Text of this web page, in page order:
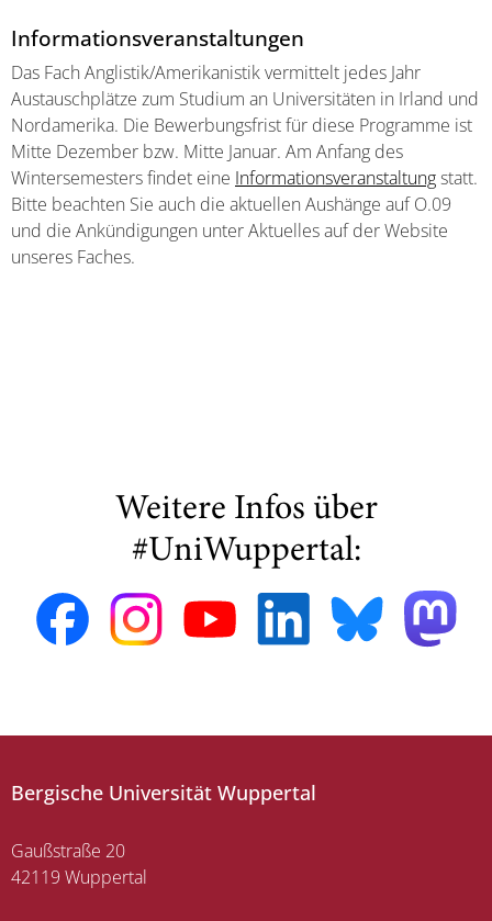
Informationsveranstaltungen
Das Fach Anglistik/Amerikanistik vermittelt jedes Jahr
Austauschplätze zum Studium an Universitäten in Irland und
Nordamerika. Die Bewerbungsfrist für diese Programme ist
Mitte Dezember bzw. Mitte Januar. Am Anfang des
Wintersemesters findet eine Informationsveranstaltungstatt.
Bitte beachten Sie auch die aktuellen Aushänge auf O.09
und die Ankündigungen unter Aktuelles auf der Website
unseres Faches.
Weitere Infos über
#UniWuppertal:
Bergische Universität Wuppertal
Gaußstraße 20
42119 Wuppertal